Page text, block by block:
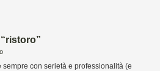
con serietà e professionalità (e